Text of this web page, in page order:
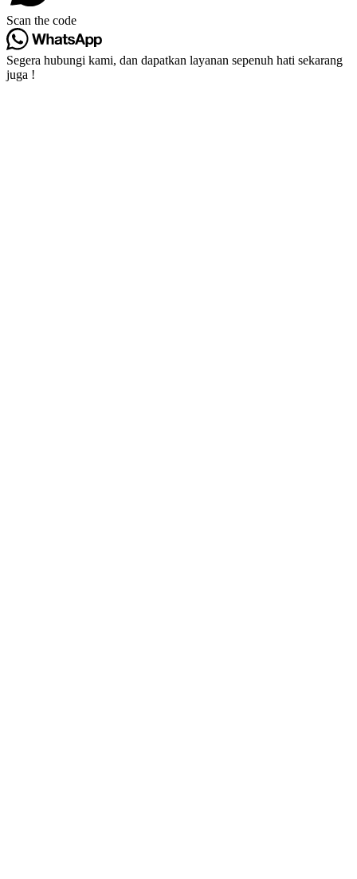
Scan the code
Segera hubungi kami, dan dapatkan layanan sepenuh hati sekarang
juga !